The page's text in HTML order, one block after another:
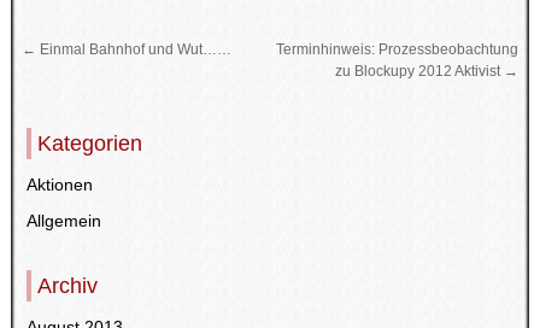
← Einmal Bahnhof und Wut……
Terminhinweis: Prozessbeobachtung
zu Blockupy 2012 Aktivist →
Kategorien
Aktionen
Allgemein
Archiv